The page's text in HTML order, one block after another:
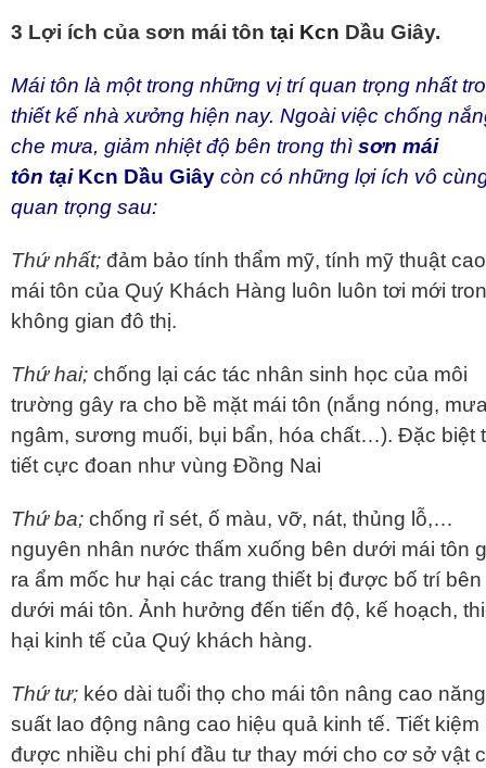
3 Lợi ích của sơn mái tôn tại Kcn Dầu Giây.
Mái tôn là một trong những vị trí quan trọng nhất
thiết kế nhà xưởng hiện nay. Ngoài việc chống
che mưa, giảm nhiệt độ bên trong thì sơn mái
tôn tại Kcn Dầu Giây còn có những lợi ích vô
quan trọng sau:
Thứ nhất; đảm bảo tính thẩm mỹ, tính mỹ thuật
mái tôn của Quý Khách Hàng luôn luôn tơi mới
không gian đô thị.
Thứ hai; chống lại các tác nhân sinh học của môi
trường gây ra cho bề mặt mái tôn (nắng nóng,
ngâm, sương muối, bụi bẩn, hóa chất…). Đặc biệt
tiết cực đoan như vùng Đồng Nai
Thứ ba; chống rỉ sét, ố màu, vỡ, nát, thủng lỗ,…
nguyên nhân nước thấm xuống bên dưới mái tôn
ra ẩm mốc hư hại các trang thiết bị được bố trí bên
dưới mái tôn. Ảnh hưởng đến tiến độ, kế hoạch,
hại kinh tế của Quý khách hàng.
Thứ tư; kéo dài tuổi thọ cho mái tôn nâng cao năng
suất lao động nâng cao hiệu quả kinh tế. Tiết kiệm
được nhiều chi phí đầu tư thay mới cho cơ sở vật